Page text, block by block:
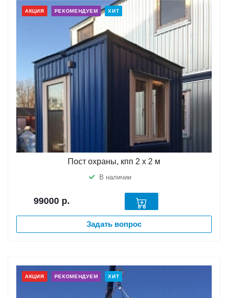
АКЦИЯ РЕКОМЕНДУЕМ ХИТ
Пост охраны, кпп 2 х 2 м
В наличии
99000 р.
Задать вопрос
АКЦИЯ РЕКОМЕНДУЕМ ХИТ